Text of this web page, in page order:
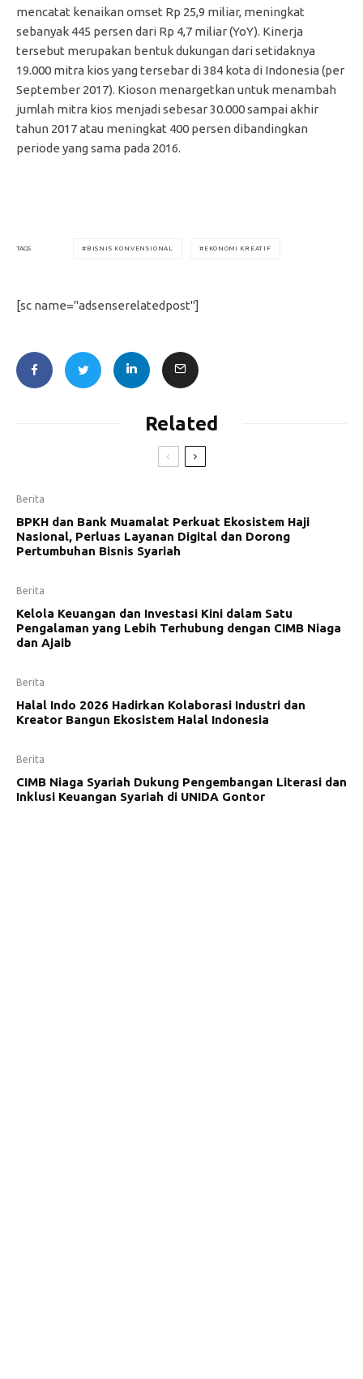
mencatat kenaikan omset Rp 25,9 miliar, meningkat
sebanyak 445 persen dari Rp 4,7 miliar (YoY). Kinerja
tersebut merupakan bentuk dukungan dari setidaknya
19.000 mitra kios yang tersebar di 384 kota di Indonesia (per
September 2017). Kioson menargetkan untuk menambah
jumlah mitra kios menjadi sebesar 30.000 sampai akhir
tahun 2017 atau meningkat 400 persen dibandingkan
periode yang sama pada 2016.
TAGS BISNIS KONVENSIONAL EKONOMI KREATIF
[sc name="adsenserelatedpost"]
Related
Berita
BPKH dan Bank Muamalat Perkuat Ekosistem Haji
Nasional, Perluas Layanan Digital dan Dorong
Pertumbuhan Bisnis Syariah
Berita
Kelola Keuangan dan Investasi Kini dalam Satu
Pengalaman yang Lebih Terhubung dengan CIMB Niaga
dan Ajaib
Berita
Halal Indo 2026 Hadirkan Kolaborasi Industri dan
Kreator Bangun Ekosistem Halal Indonesia
Berita
CIMB Niaga Syariah Dukung Pengembangan Literasi dan
Inklusi Keuangan Syariah di UNIDA Gontor